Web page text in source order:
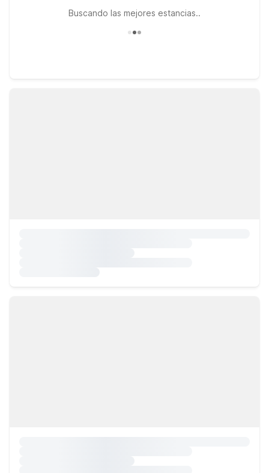
Buscando las mejores estancias..